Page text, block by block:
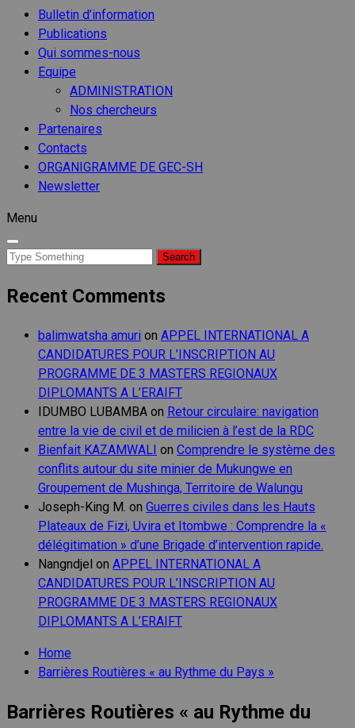
Bulletin d’information
Publications
Qui sommes-nous
Equipe
ADMINISTRATION
Nos chercheurs
Partenaires
Contacts
ORGANIGRAMME DE GEC-SH
Newsletter
Menu
Search
Recent Comments
balimwatsha amuri on APPEL INTERNATIONAL A
CANDIDATURES POUR L’INSCRIPTION AU
PROGRAMME DE 3 MASTERS REGIONAUX
DIPLOMANTS A L’ERAIFT
IDUMBO LUBAMBA on Retour circulaire: navigation
entre la vie de civil et de milicien à l’est de la RDC
Bienfait KAZAMWALI on Comprendre le système des
conflits autour du site minier de Mukungwe en
Groupement de Mushinga, Territoire de Walungu
Joseph-King M. on Guerres civiles dans les Hauts
Plateaux de Fizi, Uvira et Itombwe : Comprendre la «
délégitimation » d’une Brigade d’intervention rapide.
Nangndjel on APPEL INTERNATIONAL A
CANDIDATURES POUR L’INSCRIPTION AU
PROGRAMME DE 3 MASTERS REGIONAUX
DIPLOMANTS A L’ERAIFT
Home
Barrières Routières « au Rythme du Pays »
Barrières Routières « au Rythme du